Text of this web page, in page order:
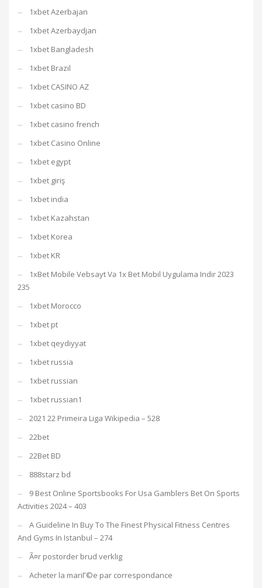
1xbet Azerbajan
1xbet Azerbaydjan
1xbet Bangladesh
1xbet Brazil
1xbet CASINO AZ
1xbet casino BD
1xbet casino french
1xbet Casino Online
1xbet egypt
1xbet giriş
1xbet india
1xbet Kazahstan
1xbet Korea
1xbet KR
1xBet Mobile Vebsayt Və 1x Bet Mobil Uygulama Indir 2023
235
1xbet Morocco
1xbet pt
1xbet qeydiyyat
1xbet russia
1xbet russian
1xbet russian1
2021 22 Primeira Liga Wikipedia – 528
22bet
22Bet BD
888starz bd
9 Best Online Sportsbooks For Usa Gamblers Bet On Sports
Activities 2024 – 403
A Guideline In Buy To The Finest Physical Fitness Centres
And Gyms In Istanbul – 274
Ã¤r postorder brud verklig
Acheter la mariГ©e par correspondance